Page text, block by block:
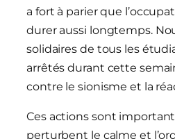
a fort à parier que
durer aussi longtemps.
solidaires de tous les
arrêtés durant cette
contre le sionisme et la
Ces actions sont
perturbent le calme et